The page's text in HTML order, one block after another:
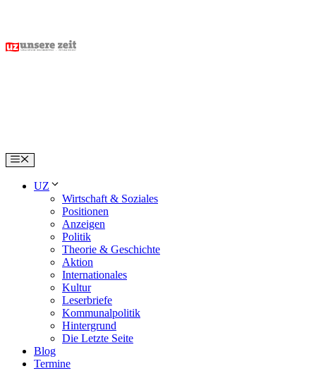
content
Menu
UZ
Wirtschaft & Soziales
Positionen
Anzeigen
Politik
Theorie & Geschichte
Aktion
Internationales
Kultur
Leserbriefe
Kommunalpolitik
Hintergrund
Die Letzte Seite
Blog
Termine